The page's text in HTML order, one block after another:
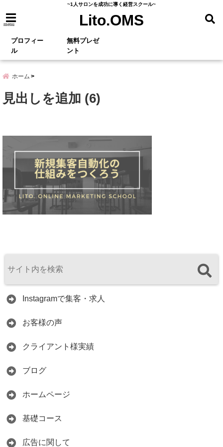
~1人サロンを成功に導く経営スクール~
menu Lito.OMS
プロフィー
ル
無料プレゼ
ント
ホーム
見出しを追加 (6)
Instagramで集客・求人
お客様の声
クライアント様実績
ブログ
ホームページ
基礎コース
広告に関して